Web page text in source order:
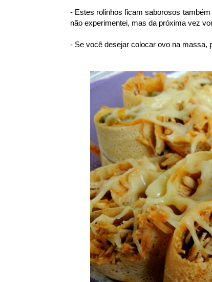
- Estes rolinhos ficam saborosos
não experimentei, mas da próxima vez
- Se você desejar colocar ovo na massa,